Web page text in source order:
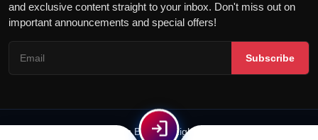
and exclusive content straight to your inbox. Don't miss out on
important announcements and special offers!
Subscribe
© 2026 News Bolt | All Rights Reserved
login